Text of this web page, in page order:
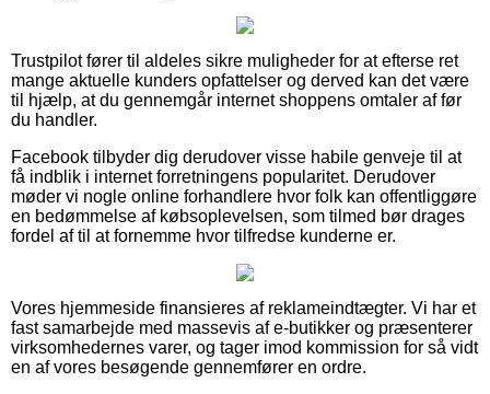
Trustpilot fører til aldeles sikre muligheder for at efterse ret
mange aktuelle kunders opfattelser og derved kan det være
til hjælp, at du gennemgår internet shoppens omtaler af før
du handler.
Facebook tilbyder dig derudover visse habile genveje til at
få indblik i internet forretningens popularitet. Derudover
møder vi nogle online forhandlere hvor folk kan offentliggøre
en bedømmelse af købsoplevelsen, som tilmed bør drages
fordel af til at fornemme hvor tilfredse kunderne er.
Vores hjemmeside finansieres af reklameindtægter. Vi har et
fast samarbejde med massevis af e-butikker og præsenterer
virksomhedernes varer, og tager imod kommission for så vidt
en af vores besøgende gennemfører en ordre.